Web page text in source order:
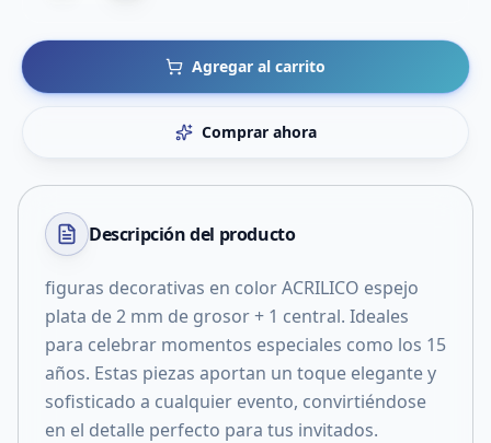
Agregar al carrito
Comprar ahora
Descripción del producto
figuras decorativas en color ACRILICO espejo
plata de 2 mm de grosor + 1 central. Ideales
para celebrar momentos especiales como los 15
años. Estas piezas aportan un toque elegante y
sofisticado a cualquier evento, convirtiéndose
en el detalle perfecto para tus invitados.